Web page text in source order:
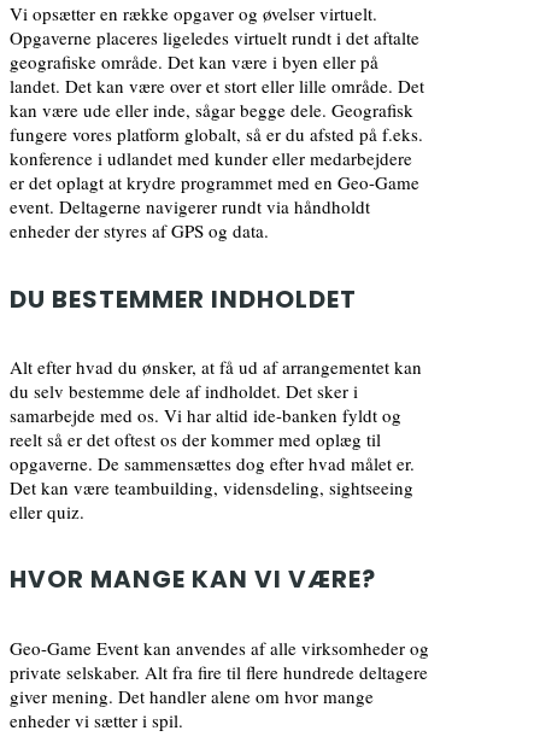
Vi opsætter en række opgaver og øvelser virtuelt.
Opgaverne placeres ligeledes virtuelt rundt i det aftalte
geografiske område. Det kan være i byen eller på
landet. Det kan være over et stort eller lille område. Det
kan være ude eller inde, sågar begge dele. Geografisk
fungere vores platform globalt, så er du afsted på f.eks.
konference i udlandet med kunder eller medarbejdere
er det oplagt at krydre programmet med en Geo-Game
event. Deltagerne navigerer rundt via håndholdt
enheder der styres af GPS og data.
DU BESTEMMER INDHOLDET
Alt efter hvad du ønsker, at få ud af arrangementet kan
du selv bestemme dele af indholdet. Det sker i
samarbejde med os. Vi har altid ide-banken fyldt og
reelt så er det oftest os der kommer med oplæg til
opgaverne. De sammensættes dog efter hvad målet er.
Det kan være teambuilding, vidensdeling, sightseeing
eller quiz.
HVOR MANGE KAN VI VÆRE?
Geo-Game Event kan anvendes af alle virksomheder og
private selskaber. Alt fra fire til flere hundrede deltagere
giver mening. Det handler alene om hvor mange
enheder vi sætter i spil.